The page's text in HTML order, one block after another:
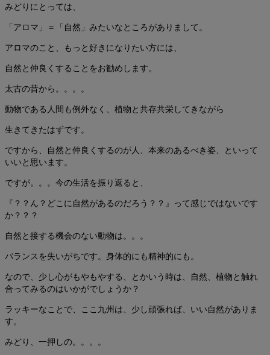
みどりにとっては、
「アロマ」＝「自然」みたいなところがありまして。
アロマのこと、もっと好きになりたい方には、
自然と仲良くすることをお勧めします。
太古の昔から。。。。
動物である人間も例外なく、植物と共存共栄してきながら
生きてきたはずです。
ですから、自然と仲良くするのが人、本来のあるべき姿、といって
いいと思います。
ですが。。。今の生活を振り返ると、
『？？ん？どこに自然があるのだろう？？』って感じではないです
か？？？
自然と接する機会のない動物は。。。
バランスを失いがちです。身体的にも精神的にも。
なので、少し心がもやもやする、とかいう時は、自然、植物と触れ
合ってみるのはいかがでしょうか？
ラッキーなことで、ここ九州は、少し頑張れば、いい自然がありま
す。
みどり、一押しの。。。。